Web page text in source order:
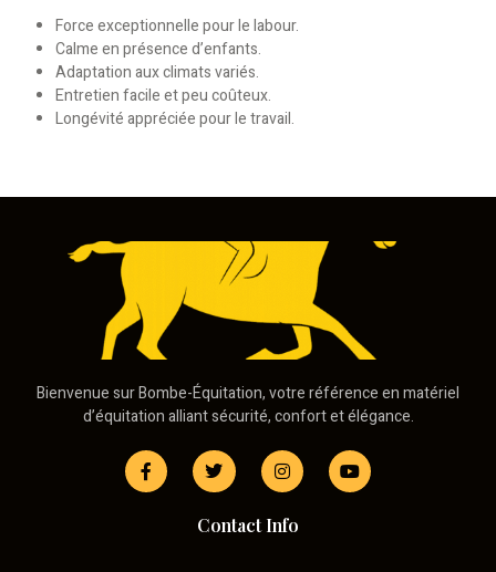
Force exceptionnelle pour le labour.
Calme en présence d’enfants.
Adaptation aux climats variés.
Entretien facile et peu coûteux.
Longévité appréciée pour le travail.
Bienvenue sur Bombe-Équitation, votre référence en matériel
d’équitation alliant sécurité, confort et élégance.
Contact Info